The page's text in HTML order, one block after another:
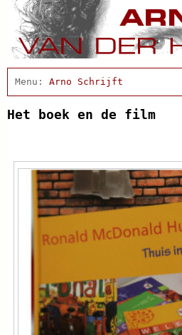
Home
Afscheidsbijeenkomst
Condoleance
Actueel
Arno Schrijft
Projecten
Schnabbel en babbel
Biografie
Agenda
In de pers
Links
Het boek en de film